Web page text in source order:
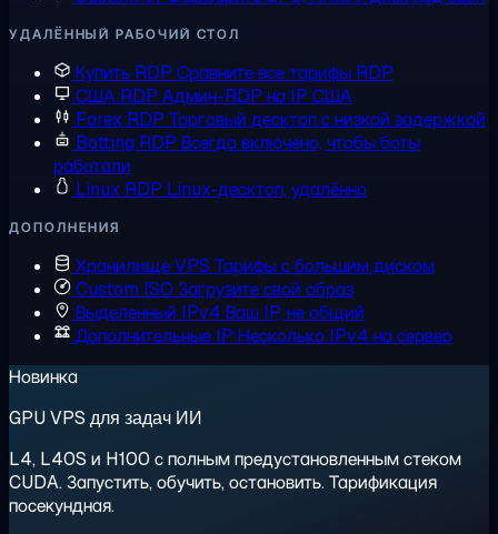
УДАЛЁННЫЙ РАБОЧИЙ СТОЛ
Купить RDP Сравните все тарифы RDP
США RDP Админ-RDP на IP США
Forex RDP Торговый десктоп с низкой задержкой
Botting RDP Всегда включено, чтобы боты
работали
Linux RDP Linux-десктоп, удалённо
ДОПОЛНЕНИЯ
Хранилище VPS Тарифы с большим диском
Custom ISO Загрузите свой образ
Выделенный IPv4 Ваш IP, не общий
Дополнительные IP Несколько IPv4 на сервер
Новинка
GPU VPS для задач ИИ
L4, L40S и H100 с полным предустановленным стеком
CUDA. Запустить, обучить, остановить. Тарификация
посекундная.